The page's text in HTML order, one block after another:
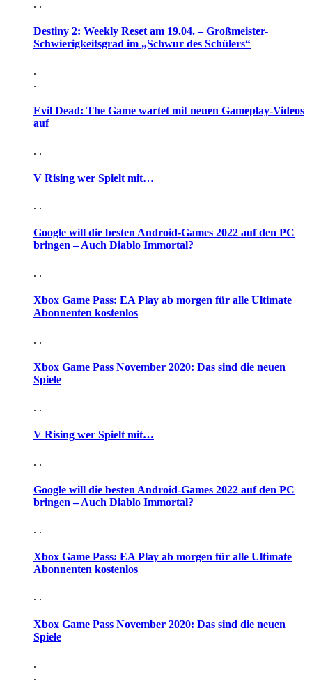
. .
Destiny 2: Weekly Reset am 19.04. – Großmeister-
Schwierigkeitsgrad im „Schwur des Schülers“
.
.
Evil Dead: The Game wartet mit neuen Gameplay-Videos
auf
. .
V Rising wer Spielt mit…
. .
Google will die besten Android-Games 2022 auf den PC
bringen – Auch Diablo Immortal?
. .
Xbox Game Pass: EA Play ab morgen für alle Ultimate
Abonnenten kostenlos
. .
Xbox Game Pass November 2020: Das sind die neuen
Spiele
. .
V Rising wer Spielt mit…
. .
Google will die besten Android-Games 2022 auf den PC
bringen – Auch Diablo Immortal?
. .
Xbox Game Pass: EA Play ab morgen für alle Ultimate
Abonnenten kostenlos
. .
Xbox Game Pass November 2020: Das sind die neuen
Spiele
.
.